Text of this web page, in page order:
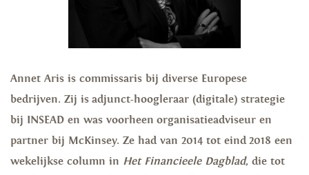
Annet Aris is commissaris bij diverse Europese
bedrijven. Zij is adjunct-hoogleraar (digitale) strategie
bij INSEAD en was voorheen organisatieadviseur en
partner bij McKinsey. Ze had van 2014 tot eind 2018 een
wekelijkse column in Het Financieele Dagblad, die tot